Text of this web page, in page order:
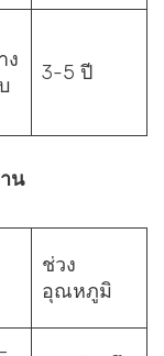
ง
3-5 ปี
น
ช่วง
อุณหภูมิ